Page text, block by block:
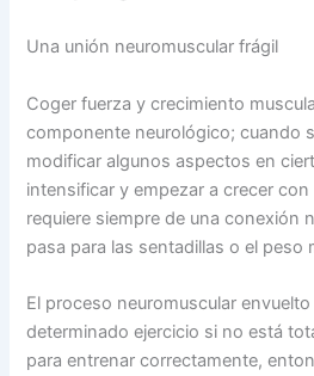
Una unión neuromuscular frágil
Coger fuerza y crecimiento
componente neurológico; cuando
modificar algunos aspectos en
intensificar y empezar a crecer
requiere siempre de una conexión
pasa para las sentadillas o el peso
El proceso neuromuscular
determinado ejercicio si no está
para entrenar correctamente,